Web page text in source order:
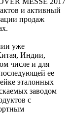
и активный
продаж
уже
Индии,
числе и для
ее
эталонных
заводом
с